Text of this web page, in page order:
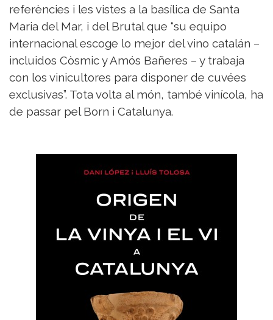
referències i les vistes a la basílica de Santa
Maria del Mar, i del Brutal que “su equipo
internacional escoge lo mejor del vino catalán –
incluidos Còsmic y Amós Bañeres – y trabaja
con los vinicultores para disponer de cuvées
exclusivas”. Tota volta al món, també vinícola, ha
de passar pel Born i Catalunya.